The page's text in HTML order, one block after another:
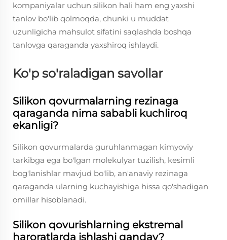
kompaniyalar uchun silikon hali ham eng yaxshi
tanlov bo'lib qolmoqda, chunki u muddat
uzunligicha mahsulot sifatini saqlashda boshqa
tanlovga qaraganda yaxshiroq ishlaydi.
Ko'p so'raladigan savollar
Silikon qovurmalarning rezinaga
qaraganda nima sababli kuchliroq
ekanligi?
Silikon qovurmalarda guruhlanmagan kimyoviy
tarkibga ega bo'lgan molekulyar tuzilish, kesimli
bog'lanishlar mavjud bo'lib, an'anaviy rezinaga
qaraganda ularning kuchayishiga hissa qo'shadigan
omillar hisoblanadi.
Silikon qovurishlarning ekstremal
haroratlarda ishlashi qanday?